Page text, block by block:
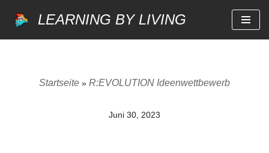
LEARNING BY LIVING
Startseite » R:EVOLUTION Ideenwettbewerb
Juni 30, 2023